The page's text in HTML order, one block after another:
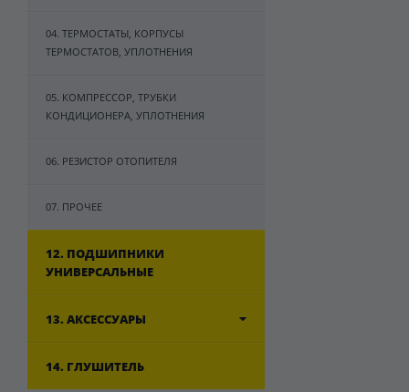
04. ТЕРМОСТАТЫ, КОРПУСЫ
ТЕРМОСТАТОВ, УПЛОТНЕНИЯ
05. КОМПРЕССОР, ТРУБКИ
КОНДИЦИОНЕРА, УПЛОТНЕНИЯ
06. РЕЗИСТОР ОТОПИТЕЛЯ
07. ПРОЧЕЕ
12. ПОДШИПНИКИ
УНИВЕРСАЛЬНЫЕ
13. АКСЕССУАРЫ
14. ГЛУШИТЕЛЬ